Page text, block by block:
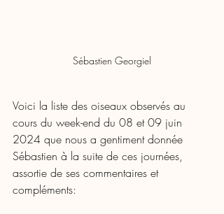
Sébastien Georgiel
Voici la liste des oiseaux observés au
cours du week-end du 08 et 09 juin
2024 que nous a gentiment donnée
Sébastien à la suite de ces journées,
assortie de ses commentaires et
compléments: